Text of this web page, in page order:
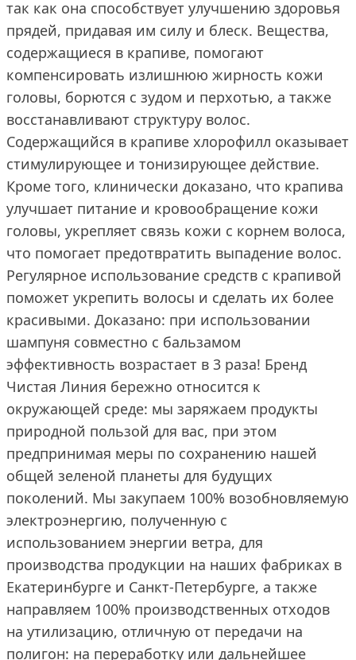
так как она способствует улучшению здоровья
прядей, придавая им силу и блеск. Вещества,
содержащиеся в крапиве, помогают
компенсировать излишнюю жирность кожи
головы, борются с зудом и перхотью, а также
восстанавливают структуру волос.
Содержащийся в крапиве хлорофилл оказывает
стимулирующее и тонизирующее действие.
Кроме того, клинически доказано, что крапива
улучшает питание и кровообращение кожи
головы, укрепляет связь кожи с корнем волоса,
что помогает предотвратить выпадение волос.
Регулярное использование средств с крапивой
поможет укрепить волосы и сделать их более
красивыми. Доказано: при использовании
шампуня совместно с бальзамом
эффективность возрастает в 3 раза! Бренд
Чистая Линия бережно относится к
окружающей среде: мы заряжаем продукты
природной пользой для вас, при этом
предпринимая меры по сохранению нашей
общей зеленой планеты для будущих
поколений. Мы закупаем 100% возобновляемую
электроэнергию, полученную с
использованием энергии ветра, для
производства продукции на наших фабриках в
Екатеринбурге и Санкт-Петербурге, а также
направляем 100% производственных отходов
на утилизацию, отличную от передачи на
полигон: на переработку или дальнейшее